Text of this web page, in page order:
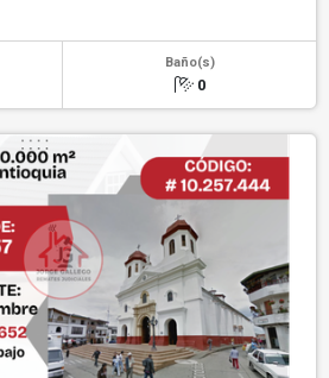
Baño(s)
0